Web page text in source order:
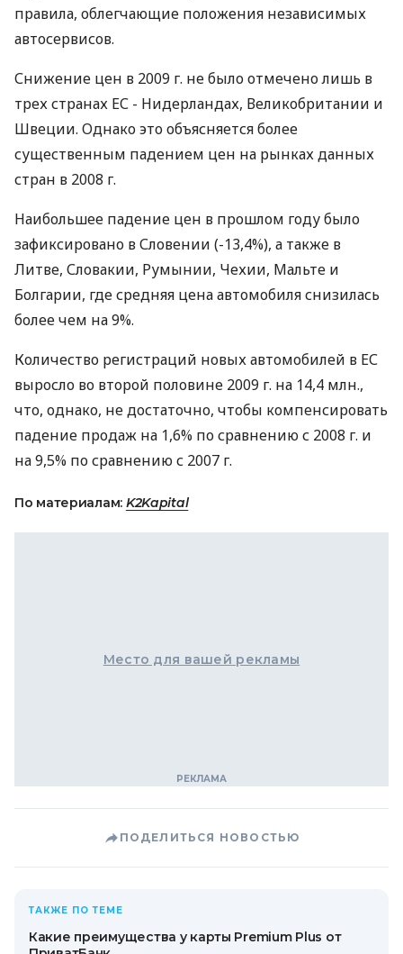
правила, облегчающие положения независимых
автосервисов.
Снижение цен в 2009 г. не было отмечено лишь в
трех странах ЕС - Нидерландах, Великобритании и
Швеции. Однако это объясняется более
существенным падением цен на рынках данных
стран в 2008 г.
Наибольшее падение цен в прошлом году было
зафиксировано в Словении (-13,4%), а также в
Литве, Словакии, Румынии, Чехии, Мальте и
Болгарии, где средняя цена автомобиля снизилась
более чем на 9%.
Количество регистраций новых автомобилей в ЕС
выросло во второй половине 2009 г. на 14,4 млн.,
что, однако, не достаточно, чтобы компенсировать
падение продаж на 1,6% по сравнению с 2008 г. и
на 9,5% по сравнению с 2007 г.
По материалам: K2Kapital
Место для вашей рекламы
ПОДЕЛИТЬСЯ НОВОСТЬЮ
ТАКЖЕ ПО ТЕМЕ
Какие преимущества у карты Premium Plus от